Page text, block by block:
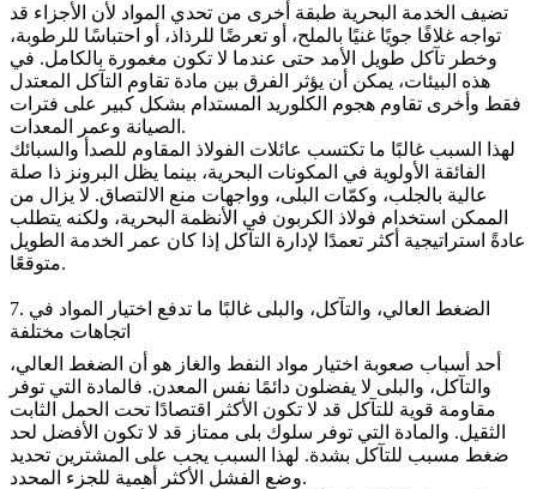
تضيف الخدمة البحرية طبقة أخرى من تحدي المواد لأن الأجزاء قد
تواجه غلافًا جويًا غنيًا بالملح، أو تعرضًا للرذاذ، أو احتباسًا للرطوبة،
وخطر تآكل طويل الأمد حتى عندما لا تكون مغمورة بالكامل. في
هذه البيئات، يمكن أن يؤثر الفرق بين مادة تقاوم التآكل المعتدل
فقط وأخرى تقاوم هجوم الكلوريد المستدام بشكل كبير على فترات
الصيانة وعمر المعدات.
لهذا السبب غالبًا ما تكتسب عائلات الفولاذ المقاوم للصدأ والسبائك
الفائقة الأولوية في المكونات البحرية، بينما يظل البرونز ذا صلة
عالية بالجلب، وكمّات البلى، وواجهات منع الالتصاق. لا يزال من
الممكن استخدام فولاذ الكربون في الأنظمة البحرية، ولكنه يتطلب
عادةً استراتيجية أكثر تعمدًا لإدارة التآكل إذا كان عمر الخدمة الطويل
متوقعًا.
7. الضغط العالي، والتآكل، والبلى غالبًا ما تدفع اختيار المواد في
اتجاهات مختلفة
أحد أسباب صعوبة اختيار مواد النفط والغاز هو أن الضغط العالي،
والتآكل، والبلى لا يفضلون دائمًا نفس المعدن. فالمادة التي توفر
مقاومة قوية للتآكل قد لا تكون الأكثر اقتصادًا تحت الحمل الثابت
الثقيل. والمادة التي توفر سلوك بلى ممتاز قد لا تكون الأفضل لحد
ضغط مسبب للتآكل بشدة. لهذا السبب يجب على المشترين تحديد
وضع الفشل الأكثر أهمية للجزء المحدد.